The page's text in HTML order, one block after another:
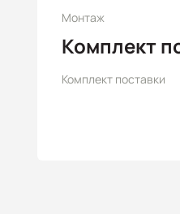
Монтаж
Комплект
Комплект поставки